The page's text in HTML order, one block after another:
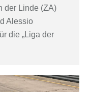
der Linde (ZA)
Alessio
die „Liga der